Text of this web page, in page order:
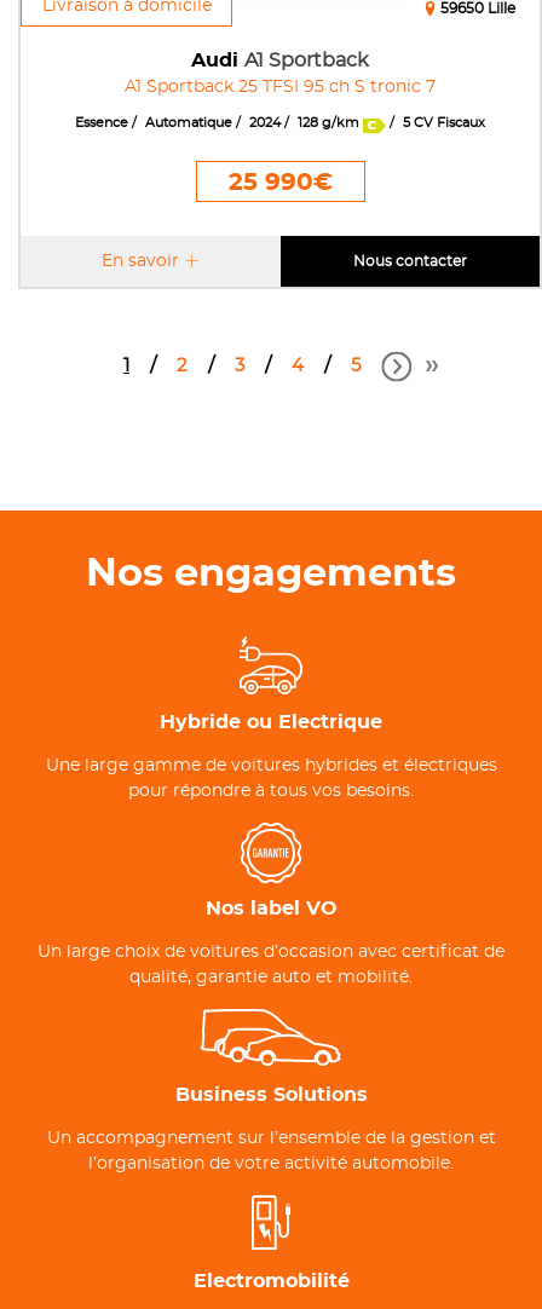
Livraison à domicile
Audi A1 Sportback
A1 Sportback 25 TFSI 95 ch S tronic 7
59650 Lille
Essence Automatique 2024 128 g/km 5 CV Fiscaux
25 990€
En savoir Nous contacter
2 3 4 5
Nos engagements
Hybride ou Electrique
Une large gamme de voitures hybrides et électriques
pour répondre à tous vos besoins.
Nos label VO
Un large choix de voitures d’occasion avec certificat de
qualité, garantie auto et mobilité.
Business Solutions
Un accompagnement sur l’ensemble de la gestion et
l’organisation de votre activité automobile.
Electromobilité